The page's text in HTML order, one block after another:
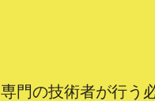
門の技術者が行う